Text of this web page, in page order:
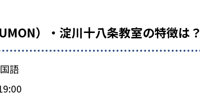
）・淀川十八条教室の特徴は？
語